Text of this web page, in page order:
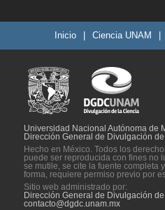
Inicio Ciencia UNAM
Universidad Nacional Autónoma de
Dirección General de Divulgación
Hecho en México. Todos los
puede ser reproducida con fines no
se mutile, se cite la fuente completa
forma, requiere permiso previo por
Sitio web administrado por:
Dirección General de Divulgación
contacto@dgdc.unam.mx